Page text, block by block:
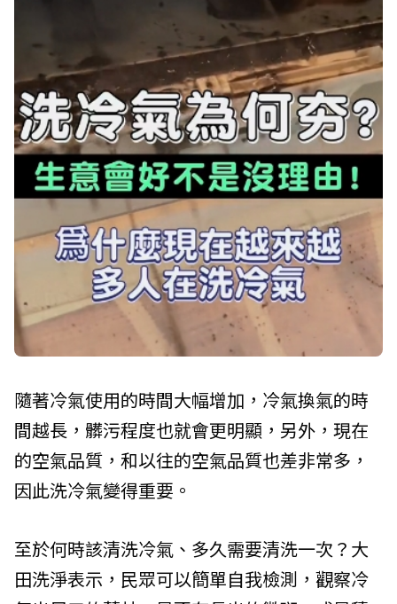
隨著冷氣使用的時間大幅增加，冷氣換氣的時
間越長，髒污程度也就會更明顯，另外，現在
的空氣品質，和以往的空氣品質也差非常多，
因此洗冷氣變得重要。
至於何時該清洗冷氣、多久需要清洗一次？大
田洗淨表示，民眾可以簡單自我檢測，觀察冷